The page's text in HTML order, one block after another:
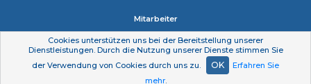
Mitarbeiter
Impressum
Datenschutzerklärung
Cookies unterstützen uns bei der Bereitstellung unserer
Dienstleistungen. Durch die Nutzung unserer Dienste stimmen Sie
der Verwendung von Cookies durch uns zu.
OK
Erfahren Sie
mehr.